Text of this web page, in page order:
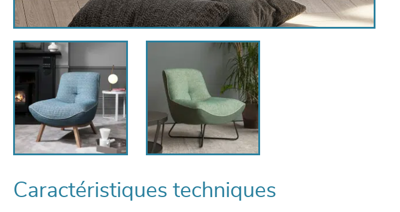
Caractéristiques techniques